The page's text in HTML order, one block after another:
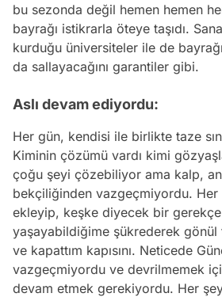
bu sezonda değil hemen hemen
bayrağı istikrarla öteye taşıdı.
kurduğu üniversiteler ile de
da sallayacağını garantiler gibi.
Aslı devam ediyordu:
Her gün, kendisi ile birlikte taze
Kiminin çözümü vardı kimi
çoğu şeyi çözebiliyor ama kalp,
bekçiliğinden vazgeçmiyordu. Her
ekleyip, keşke diyecek bir gerekçe
yaşayabildiğime şükrederek gönül
ve kapattım kapısını. Neticede
vazgeçmiyordu ve devrilmemek
devam etmek gerekiyordu. Her